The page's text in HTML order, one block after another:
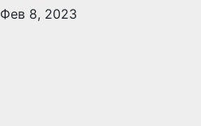
Фев 8, 2023